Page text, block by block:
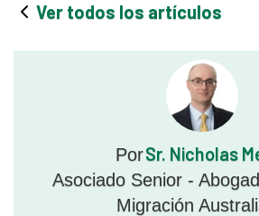
Ver todos los artículos
PorSr. Nicholas
Asociado Senior -
Migración